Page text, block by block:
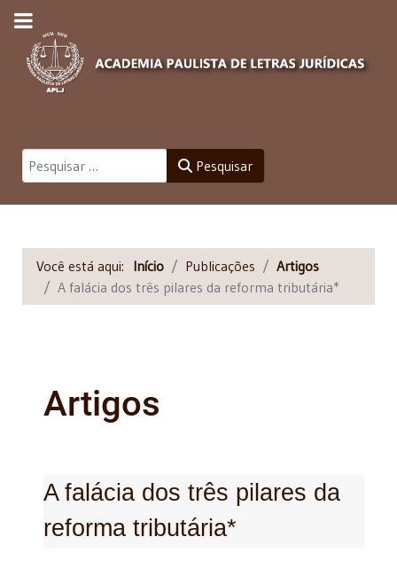
Pesquisar Pesquisar
Você está aqui: Início Publicações
Artigos
A falácia dos três pilares da reforma tributária*
Artigos
A falácia dos três pilares da
reforma tributária*